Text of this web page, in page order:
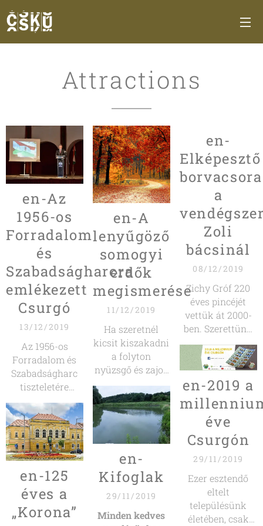
Attractions
en-Az
1956-os
Forradalom
és
Szabadságharcra
emlékezett
Csurgó
13/12/2019
Az 1956-os
Forradalom és
Szabadságharc
tiszteletére
tartottak
megemlékezést
október 23-án.
Az esemény az
Országzászlónál
ünnepélyes
zászlófelvonással
vette kezdetét,
melyet az 56'-os
emlékműnél
en-A
lenyűgöző
somogyi
erdők
megismerése
11/12/2019
Ha szeretnél
kicsit kiszakadni
a folyton
nyüzsgő és zajos
belvárosból,
szereted a
természetet,
szívesen sétálnál
a tiszta, csillagos
örömmel
merülsz el a
változatos
szépségeiben,
en-
Elképesztő
borvacsora
a
Zoli
bácsinál
08/12/2019
Zichy Gróf 220
éves pincéjét
vettük át 2000-
ben. Szerettünk
volna egy olyan
helyet teremteni
amiben
megmarad a Gróf
korának emléke.
Bár sok
átalakítást
végeztünk és
vendégházzá
alakítottuk a
helyet, de
borospincénket
szinte eredeti
állapotba
en-125
éves a
„Korona”
en-
Kifoglak
29/11/2019
Minden kedves
en-2019 a
éve
Csurgón
29/11/2019
Ezer esztendő
eltelt
településünk
életében, csak